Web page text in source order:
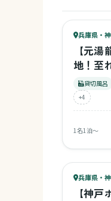
92ベビー
兵庫県・
【元
地！至
貸切風呂
+4
1名1泊〜
62ベビー
57キッズ
兵庫県・
【神